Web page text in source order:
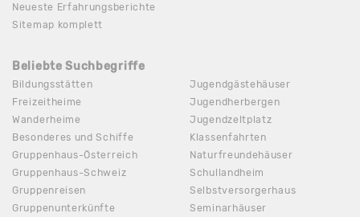
Neueste Erfahrungsberichte
Sitemap komplett
Beliebte Suchbegriffe
Bildungsstätten
Freizeitheime
Wanderheime
Besonderes und Schiffe
Gruppenhaus-Österreich
Gruppenhaus-Schweiz
Gruppenreisen
Gruppenunterkünfte
Jugendgästehäuser
Jugendherbergen
Jugendzeltplatz
Klassenfahrten
Naturfreundehäuser
Schullandheim
Selbstversorgerhaus
Seminarhäuser